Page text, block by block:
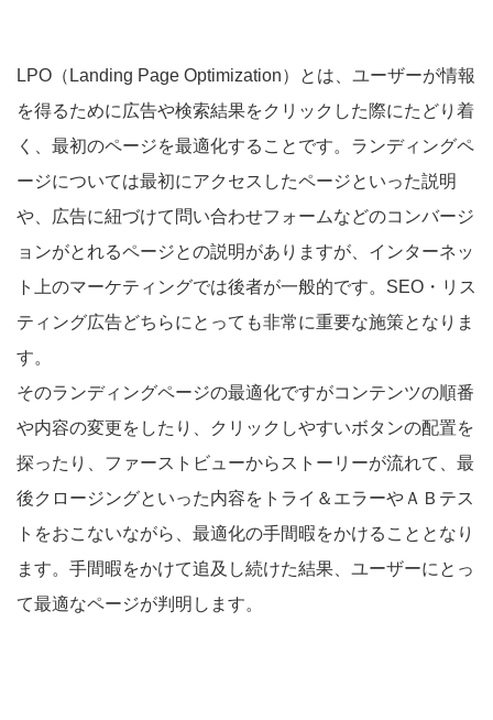
LPO（Landing Page Optimization）とは、ユーザーが情報
を得るために広告や検索結果をクリックした際にたどり着
く、最初のページを最適化することです。ランディングペ
ージについては最初にアクセスしたページといった説明
や、広告に紐づけて問い合わせフォームなどのコンバージ
ョンがとれるページとの説明がありますが、インターネッ
ト上のマーケティングでは後者が一般的です。SEO・リス
ティング広告どちらにとっても非常に重要な施策となりま
す。
そのランディングページの最適化ですがコンテンツの順番
や内容の変更をしたり、クリックしやすいボタンの配置を
探ったり、ファーストビューからストーリーが流れて、最
後クロージングといった内容をトライ＆エラーやＡＢテス
トをおこないながら、最適化の手間暇をかけることとなり
ます。手間暇をかけて追及し続けた結果、ユーザーにとっ
て最適なページが判明します。